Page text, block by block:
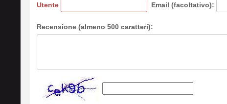
Utente Email (facoltativo):
Recensione (almeno 500 caratteri):